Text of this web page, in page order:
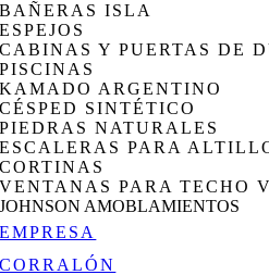
BAÑERAS ISLA
ESPEJOS
CABINAS Y PUERTAS DE
PISCINAS
KAMADO ARGENTINO
CÉSPED SINTÉTICO
PIEDRAS NATURALES
ESCALERAS PARA
CORTINAS
VENTANAS PARA TECHO
JOHNSON AMOBLAMIENTOS
EMPRESA
CORRALÓN